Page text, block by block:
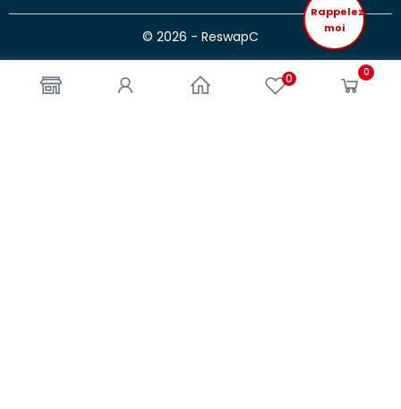
0 0
© 2026 - ReswapC
Rappelez
moi